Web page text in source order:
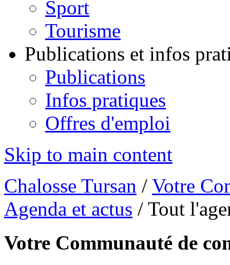
Sport
Tourisme
Publications et infos
Publications
Infos pratiques
Offres d'emploi
Skip to main content
Chalosse Tursan / Votre
Agenda et actus / Tout
Votre Communauté de